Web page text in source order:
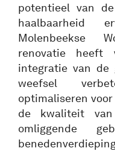
potentieel van
haalbaarheid
Molenbeekse
renovatie heeft
integratie van de
weefsel
optimaliseren
de kwaliteit
omliggende